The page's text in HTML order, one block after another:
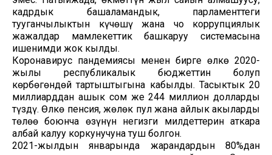
кадрдык башаламандык, парламенттеги
тууганчылыктын күчөшү жана чоң коррупциялык
жаңжалдар мамлекеттик башкаруу системасына
ишенимди жок кылды.
Коронавирус пандемиясы менен бирге өлкө 2020-
жылы республикалык бюджеттин болуп
көрбөгөндөй тартыштыгына кабылды. Таңсыктык 20
миллиарддан ашык сом же 244 миллион долларды
түздү. Өлкө пенсия, жөлөк пул жана айлык акыларды
төлөө боюнча өзүнүн негизги милдеттерин аткара
албай калуу коркунучуна туш болгон.
2021-жылдын январында жарандардын 80%дан